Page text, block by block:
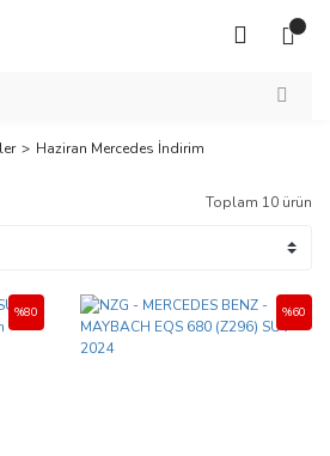
Haziran Mercedes İndirim
Toplam 10 ürün
%80 %60